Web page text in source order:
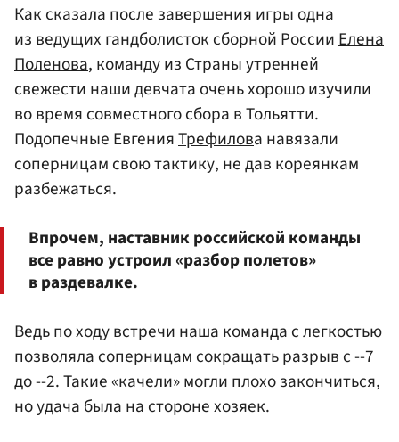
Как сказала после завершения игры одна
из ведущих гандболисток сборной РоссииЕлена
Поленова, команду из Страны утренней
свежести наши девчата очень хорошо изучили
во время совместного сбора в Тольятти.
Подопечные ЕвгенияТрефилова навязали
соперницам свою тактику, не дав кореянкам
разбежаться.
Впрочем, наставник российской команды
все равно устроил «разбор полетов»
в раздевалке.
Ведь по ходу встречи наша команда с легкостью
позволяла соперницам сокращать разрыв с --7
до --2. Такие «качели» могли плохо закончиться,
но удача была на стороне хозяек.